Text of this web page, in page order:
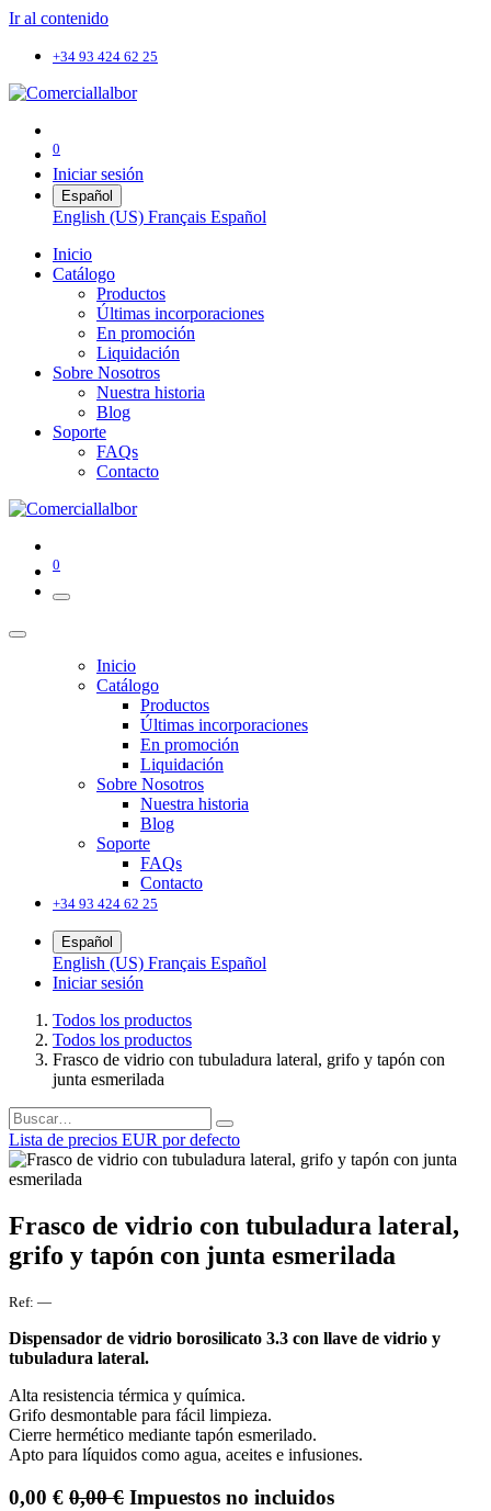
Ir al contenido
+34 93 424 62 25
0
Iniciar sesión
Español
English (US) Français Español
Inicio
Catálogo
Productos
Últimas incorporaciones
En promoción
Liquidación
Sobre Nosotros
Nuestra historia
Blog
Soporte
FAQs
Contacto
0
Inicio
Catálogo
Productos
Últimas incorporaciones
En promoción
Liquidación
Sobre Nosotros
Nuestra historia
Blog
Soporte
FAQs
Contacto
+34 93 424 62 25
Español
English (US) Français Español
Iniciar sesión
Todos los productos
Todos los productos
Frasco de vidrio con tubuladura lateral, grifo y tapón con
junta esmerilada
Lista de precios EUR por defecto
Frasco de vidrio con tubuladura lateral,
grifo y tapón con junta esmerilada
Ref: —
Dispensador de vidrio borosilicato 3.3 con llave de vidrio y
tubuladura lateral.
Alta resistencia térmica y química.
Grifo desmontable para fácil limpieza.
Cierre hermético mediante tapón esmerilado.
Apto para líquidos como agua, aceites e infusiones.
0,00 € 0,00€ Impuestos no incluidos